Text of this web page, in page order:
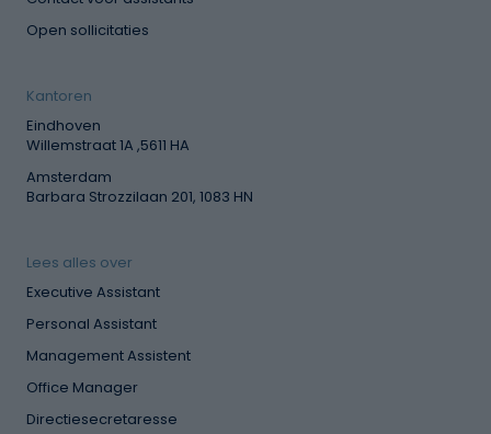
Open sollicitaties
Kantoren
Eindhoven
Willemstraat 1A ,5611 HA
Amsterdam
Barbara Strozzilaan 201, 1083 HN
Lees alles over
Executive Assistant
Personal Assistant
Management Assistent
Office Manager
Directiesecretaresse